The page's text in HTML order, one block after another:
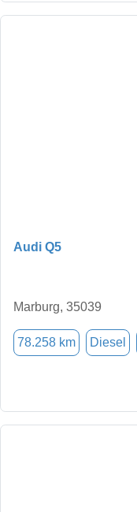
Audi Q5
Marburg, 35039
78.258 km Diesel